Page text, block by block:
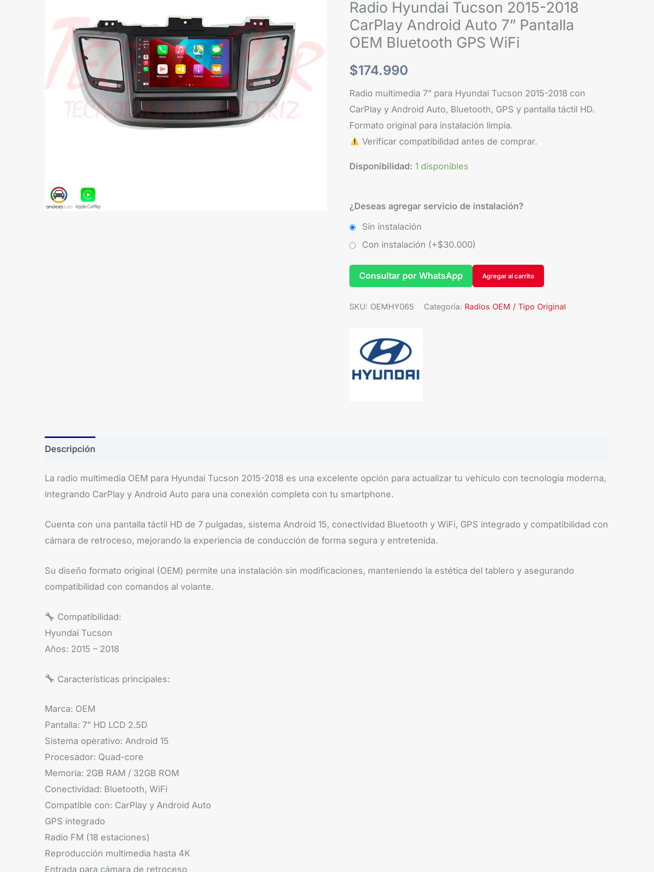
Radio Hyundai Tucson 2015-2018
CarPlay Android Auto 7” Pantalla
OEM Bluetooth GPS WiFi
$174.990
Radio multimedia 7” para Hyundai Tucson 2015-2018 con
CarPlay y Android Auto, Bluetooth, GPS y pantalla táctil HD.
Formato original para instalación limpia.
Verificar compatibilidad antes de comprar.
Disponibilidad: 1 disponibles
¿Deseas agregar servicio de instalación?
Sin instalación
Con instalación (+$30.000)
Agregar al carrito
Consultar por WhatsApp
SKU: OEMHY065 Categoría: Radios OEM / Tipo Original
Descripción
La radio multimedia OEM para Hyundai Tucson 2015-2018 es una excelente opción para actualizar tu vehículo con tecnología moderna,
integrando CarPlay y Android Auto para una conexión completa con tu smartphone.
Cuenta con una pantalla táctil HD de 7 pulgadas, sistema Android 15, conectividad Bluetooth y WiFi, GPS integrado y compatibilidad con
cámara de retroceso, mejorando la experiencia de conducción de forma segura y entretenida.
Su diseño formato original (OEM) permite una instalación sin modificaciones, manteniendo la estética del tablero y asegurando
compatibilidad con comandos al volante.
Compatibilidad:
Hyundai Tucson
Años: 2015 – 2018
Características principales:
Marca: OEM
Pantalla: 7” HD LCD 2.5D
Sistema operativo: Android 15
Procesador: Quad-core
Memoria: 2GB RAM / 32GB ROM
Conectividad: Bluetooth, WiFi
Compatible con: CarPlay y Android Auto
GPS integrado
Radio FM (18 estaciones)
Reproducción multimedia hasta 4K
Entrada para cámara de retroceso